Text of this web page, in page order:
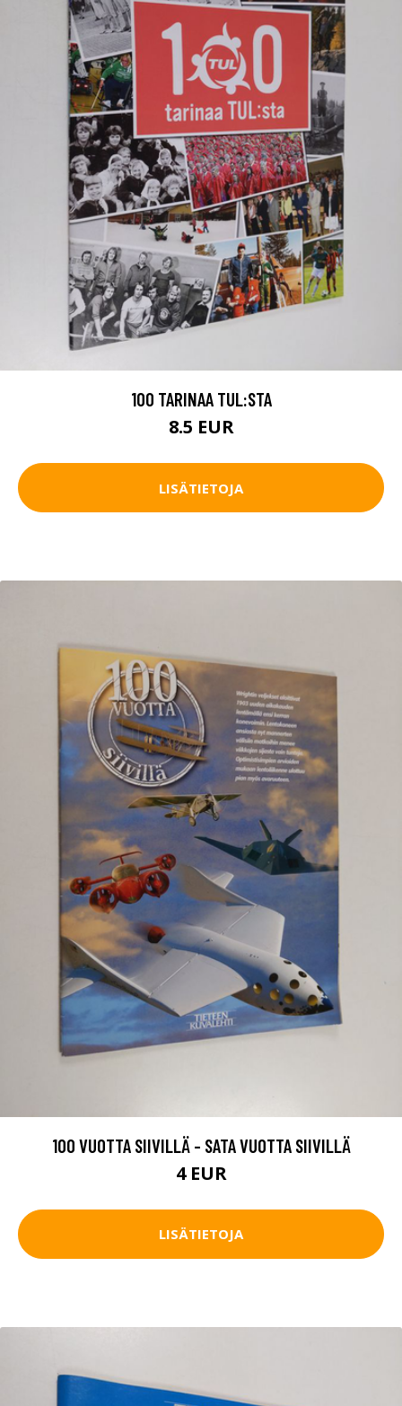
100 TARINAA TUL:STA
8.5 EUR
LISÄTIETOJA
100 VUOTTA SIIVILLÄ - SATA VUOTTA SIIVILLÄ
4 EUR
LISÄTIETOJA